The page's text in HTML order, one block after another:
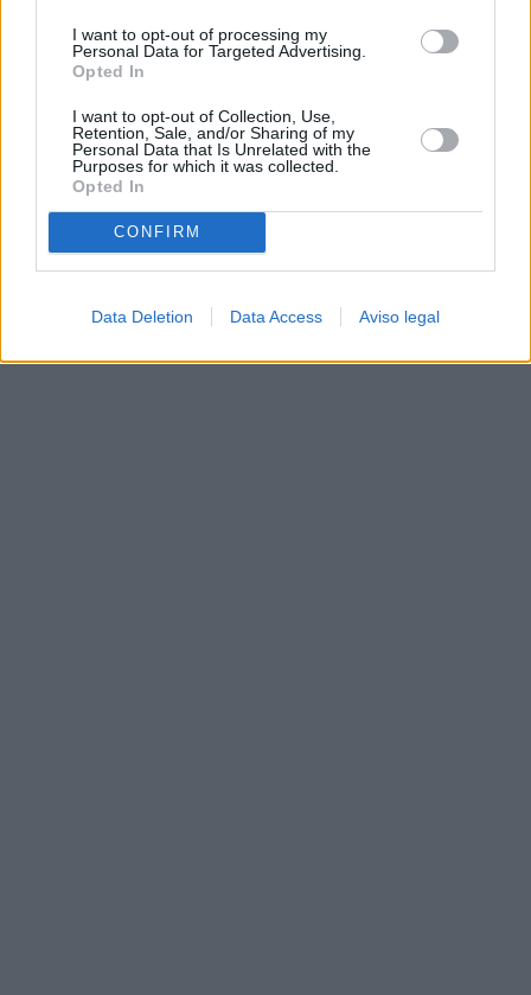
I want to opt-out of processing my
Personal Data for Targeted Advertising.
Opted In
I want to opt-out of Collection, Use,
Retention, Sale, and/or Sharing of my
Personal Data that Is Unrelated with the
Purposes for which it was collected.
Opted In
CONFIRM
Data Deletion Data Access Aviso legal